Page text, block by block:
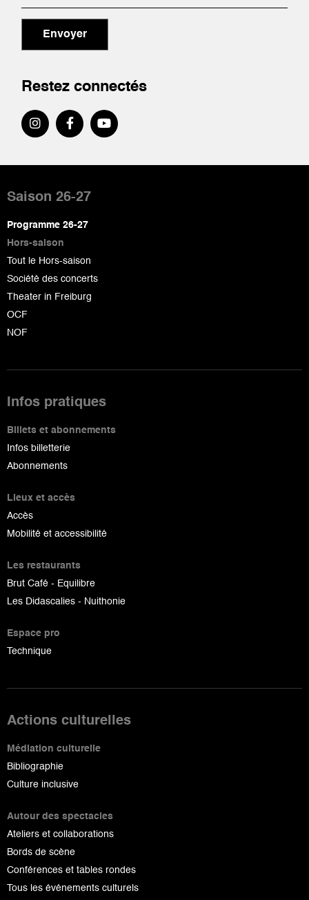
Envoyer
Restez connectés
de
page
Saison 26-27
Programme 26-27
Hors-saison
Tout le Hors-saison
Société des concerts
Theater in Freiburg
OCF
NOF
Infos pratiques
Billets et abonnements
Infos billetterie
Abonnements
Lieux et accès
Accès
Mobilité et accessibilité
Les restaurants
Brut Café - Equilibre
Les Didascalies - Nuithonie
Espace pro
Technique
Actions culturelles
Médiation culturelle
Bibliographie
Culture inclusive
Autour des spectacles
Ateliers et collaborations
Bords de scène
Conférences et tables rondes
Tous les événements culturels